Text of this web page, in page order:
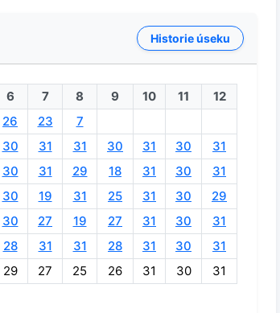
Historie úseku
6 7 8 9 10 11
12
26 23
7
30 31 31 30 31 30
31
30 31 29 18 31 30
31
30 19 31 25 31 30
29
30 27 19 27 31 30
31
28 31 31 28 31 30
31
29 27 25 26 31 30 31